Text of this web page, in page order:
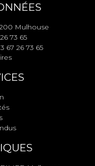
Mulhouse
73 65
67 26 73 65